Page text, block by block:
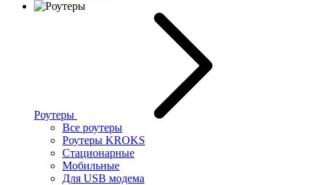
Роутеры
Все роутеры
Роутеры KROKS
Стационарные
Мобильные
Для USB модема